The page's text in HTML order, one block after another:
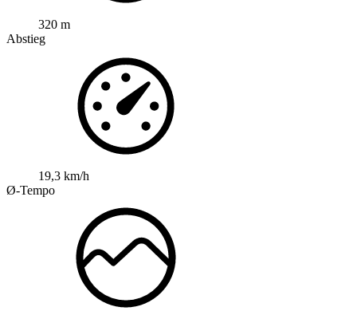
320 m
Abstieg
19,3 km/h
Ø-Tempo